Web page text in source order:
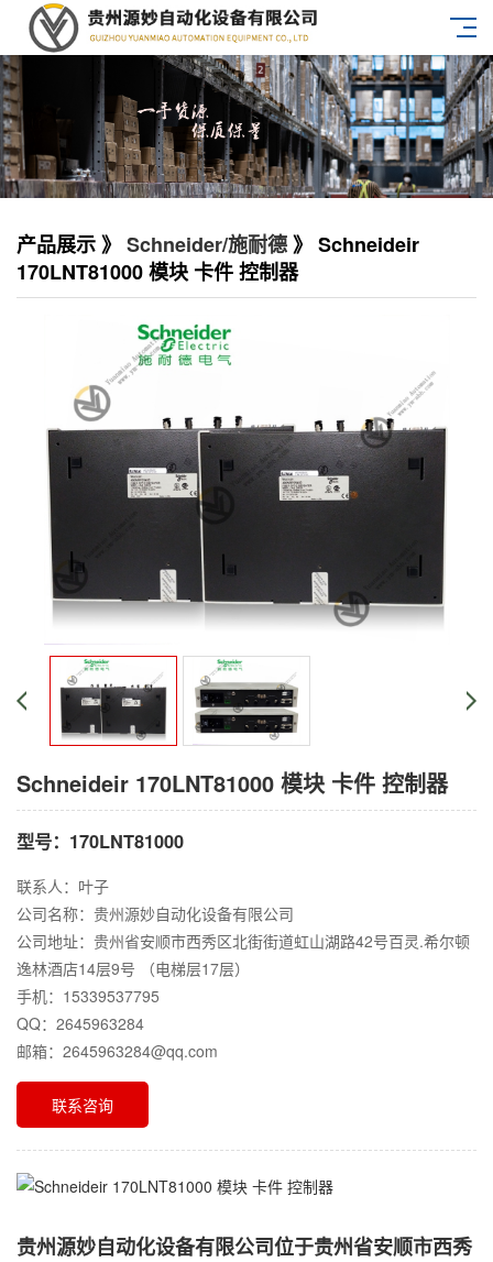
产品展示 》 Schneider/施耐德》 Schneideir
170LNT81000 模块 卡件 控制器
Schneideir 170LNT81000 模块 卡件 控制器
型号：170LNT81000
联系人：叶子
公司名称：贵州源妙自动化设备有限公司
公司地址：贵州省安顺市西秀区北街街道虹山湖路42号百灵.希尔顿
逸林酒店14层9号 （电梯层17层）
手机：15339537795
QQ：2645963284
邮箱：2645963284@qq.com
联系咨询
贵州源妙自动化设备有限公司位于贵州省安顺市西秀